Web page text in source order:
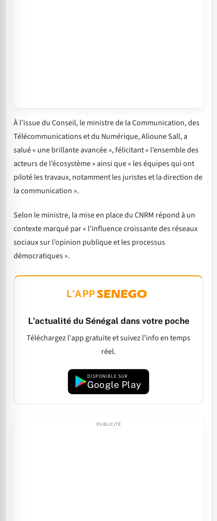
À l’issue du Conseil, le ministre de la Communication, des
Télécommunications et du Numérique, Alioune Sall, a
salué « une brillante avancée », félicitant « l’ensemble des
acteurs de l’écosystème » ainsi que « les équipes qui ont
piloté les travaux, notamment les juristes et la direction de
la communication ».
Selon le ministre, la mise en place du CNRM répond à un
contexte marqué par « l’influence croissante des réseaux
sociaux sur l’opinion publique et les processus
démocratiques ».
L'APP
L'actualité du Sénégal dans votre poche
Téléchargez l'app gratuite et suivez l'info en temps
réel.
DISPONIBLE SUR
Google Play